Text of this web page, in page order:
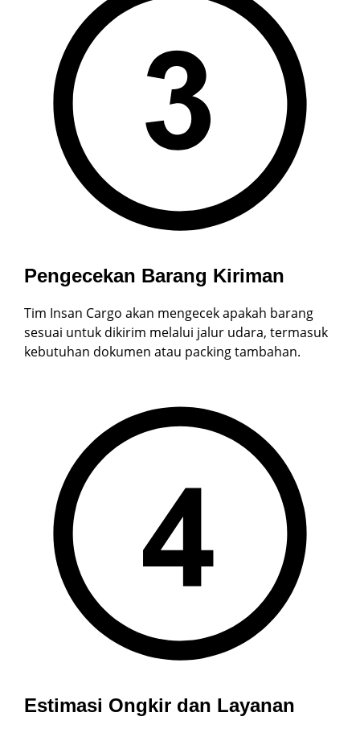
Pengecekan Barang Kiriman
Tim Insan Cargo akan mengecek apakah barang
sesuai untuk dikirim melalui jalur udara, termasuk
kebutuhan dokumen atau packing tambahan.
Estimasi Ongkir dan Layanan